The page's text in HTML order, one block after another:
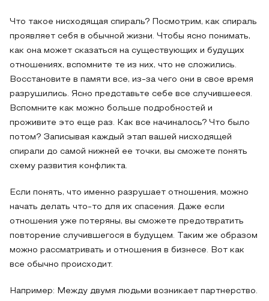
Что такое нисходящая спираль? Посмотрим, как спираль
проявляет себя в обычной жизни. Чтобы ясно понимать,
как она может сказаться на существующих и будущих
отношениях, вспомните те из них, что не сложились.
Восстановите в памяти все, из-за чего они в свое время
разрушились. Ясно представьте себе все случившееся.
Вспомните как можно больше подробностей и
проживите это еще раз. Как все начиналось? Что было
потом? Записывая каждый этап вашей нисходящей
спирали до самой нижней ее точки, вы сможете понять
схему развития конфликта.
Если понять, что именно разрушает отношения, можно
начать делать что-то для их спасения. Даже если
отношения уже потеряны, вы сможете предотвратить
повторение случившегося в будущем. Таким же образом
можно рассматривать и отношения в бизнесе. Вот как
все обычно происходит.
Например: Между двумя людьми возникает партнерство.